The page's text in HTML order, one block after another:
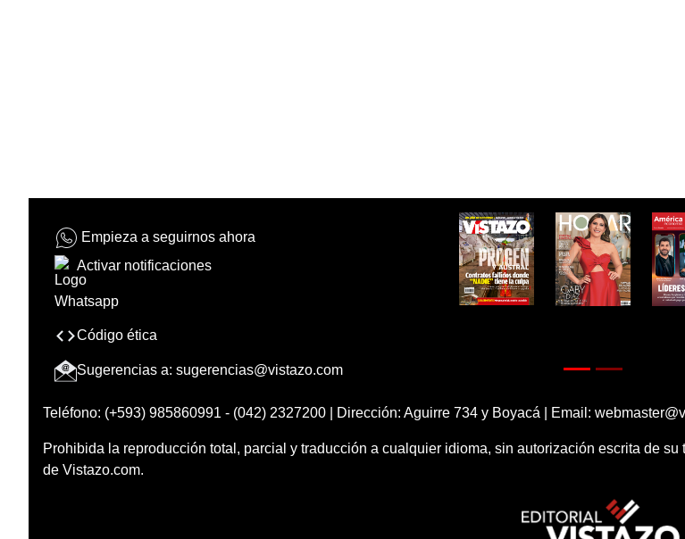
Empieza a seguirnos ahora
Activar notificaciones
Código ética
Sugerencias a: sugerencias@vistazo.com
Teléfono: (+593) 985860991 - (042) 2327200 | Dirección: Aguirre 734 y Boyacá | Email:
Prohibida la reproducción total, parcial y traducción a cualquier idioma, sin autorización escrita de su
de Vistazo.com.